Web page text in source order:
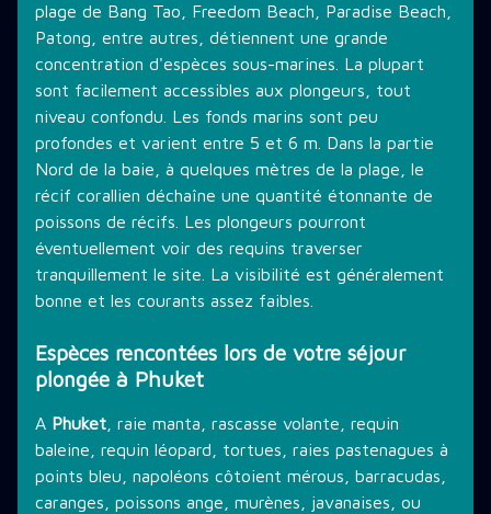
plage de Bang Tao, Freedom Beach, Paradise Beach,
Patong, entre autres, détiennent une grande
concentration d'espèces sous-marines. La plupart
sont facilement accessibles aux plongeurs, tout
niveau confondu. Les fonds marins sont peu
profondes et varient entre 5 et 6 m. Dans la partie
Nord de la baie, à quelques mètres de la plage, le
récif corallien déchaîne une quantité étonnante de
poissons de récifs. Les plongeurs pourront
éventuellement voir des requins traverser
tranquillement le site. La visibilité est généralement
bonne et les courants assez faibles.
Espèces rencontées lors de votre séjour
plongée à Phuket
A Phuket , raie manta, rascasse volante, requin
baleine, requin léopard, tortues, raies pastenagues à
points bleu, napoléons côtoient mérous, barracudas,
caranges, poissons ange, murènes, javanaises, ou